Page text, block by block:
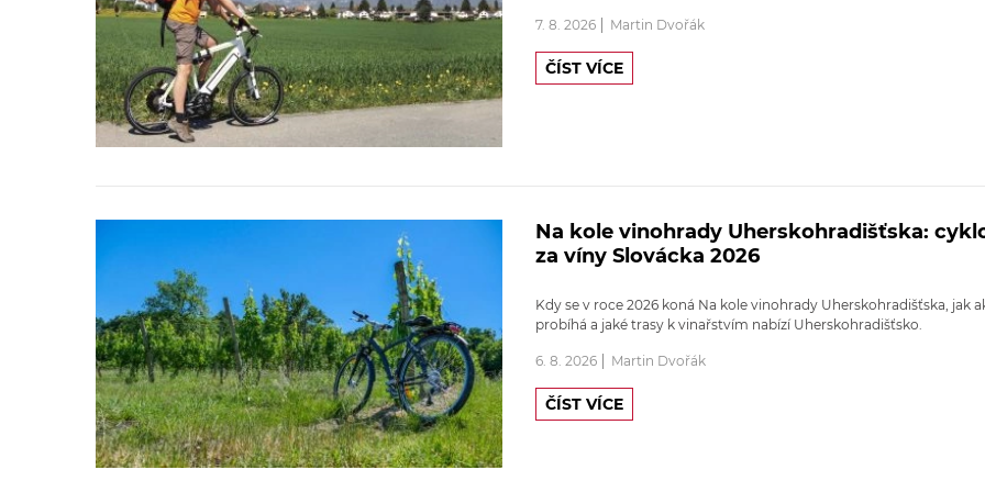
7. 8. 2026 Martin Dvořák
ČÍST VÍCE
Na kole vinohrady Uherskohradišťska:
za víny Slovácka 2026
Kdy se v roce 2026 koná Na kole vinohrady Uherskohradišťska, jak
probíhá a jaké trasy k vinařstvím nabízí Uherskohradišťsko.
6. 8. 2026 Martin Dvořák
ČÍST VÍCE